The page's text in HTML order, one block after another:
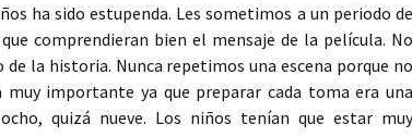
ha sido estupenda. Les sometimos a un periodo de
comprendieran bien el mensaje de la película. No
la historia. Nunca repetimos una escena porque no
importante ya que preparar cada toma era una
quizá nueve. Los niños tenían que estar muy